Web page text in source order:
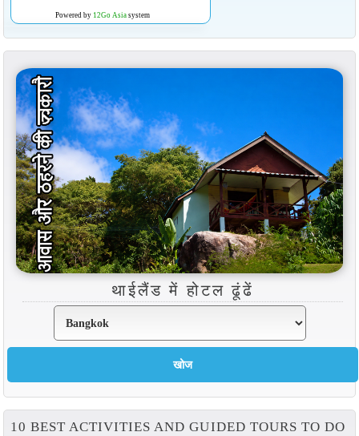
Powered by 12Go Asiasystem
थाईलैंड में होटल ढूंढें
10 BEST ACTIVITIES AND GUIDED TOURS TO DO